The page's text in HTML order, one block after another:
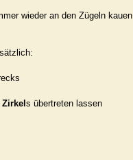
wieder an den Zügeln kauen
Zirkel s übertreten lassen